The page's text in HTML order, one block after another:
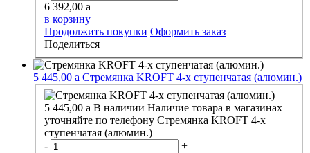
6 392,00 a
в корзину
Продолжить покупки Оформить заказ
Поделиться
5 445,00 a Стремянка KROFT 4-х ступенчатая (алюмин.)
5 445,00 a В наличии Наличие товара в магазинах
уточняйте по телефону Стремянка KROFT 4-х
ступенчатая (алюмин.)
-
+